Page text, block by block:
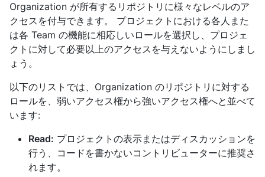
Organization が所有するリポジトリに様々なレベルのア
クセスを付与できます。 プロジェクトにおける各人また
は各 Team の機能に相応しいロールを選択し、プロジェ
クトに対して必要以上のアクセスを与えないようにしまし
ょう。
以下のリストでは、Organization のリポジトリに対する
ロールを、弱いアクセス権から強いアクセス権へと並べて
います:
Read: プロジェクトの表示またはディスカッションを
行う、コードを書かないコントリビューターに推奨さ
れます。